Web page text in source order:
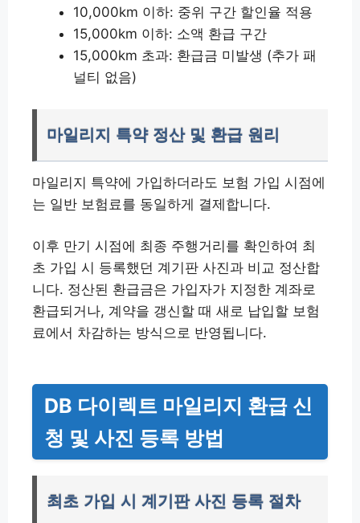
10,000km 이하: 중위 구간 할인율 적용
15,000km 이하: 소액 환급 구간
15,000km 초과: 환급금 미발생 (추가 패
널티 없음)
마일리지 특약 정산 및 환급 원리
마일리지 특약에 가입하더라도 보험 가입 시점에
는 일반 보험료를 동일하게 결제합니다.
이후 만기 시점에 최종 주행거리를 확인하여 최
초 가입 시 등록했던 계기판 사진과 비교 정산합
니다. 정산된 환급금은 가입자가 지정한 계좌로
환급되거나, 계약을 갱신할 때 새로 납입할 보험
료에서 차감하는 방식으로 반영됩니다.
DB 다이렉트 마일리지 환급 신
청 및 사진 등록 방법
최초 가입 시 계기판 사진 등록 절차